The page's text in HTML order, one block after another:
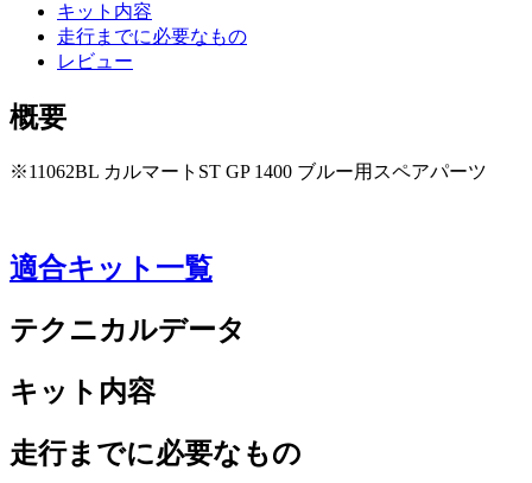
キット内容
走行までに必要なもの
レビュー
概要
※11062BL カルマートST GP 1400 ブルー用スペアパーツ
適合キット一覧
テクニカルデータ
キット内容
走行までに必要なもの